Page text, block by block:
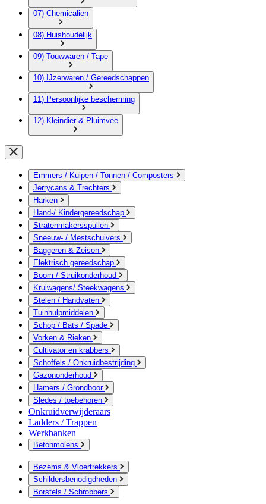
07) Chemicalien
08) Huishoudelijk
09) Touwwaren / Tape
10) IJzerwaren / Gereedschappen
11) Persoonlijke bescherming
12) Kleindier & Pluimvee
Emmers / Kuipen / Tonnen / Composters
Jerrycans & Trechters
Harken
Hand-/ Kindergereedschap
Stratenmakersspullen
Sneeuw- / Mestschuivers
Baggeren & Zeisen
Elektrisch gereedschap
Boom / Struikonderhoud
Kruiwagens/ Steekwagens
Stelen / Handvaten
Tuinhulpmiddelen
Schop / Bats / Spade
Vorken & Rieken
Cultivator en krabbers
Schoffels / Onkruidbestrijding
Gazononderhoud
Hamers / Grondboor
Sledes / toebehoren
Onkruidverwijderaars
Ladders / Trappen
Werkbanken
Betonmolens
Bezems & Vloertrekkers
Schildersbenodigdheden
Borstels / Schrobbers